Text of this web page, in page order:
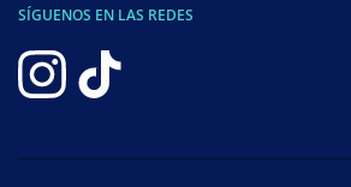
SÍGUENOS EN LAS REDES